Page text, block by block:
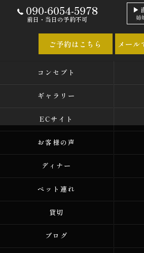
090-6054-5978
前日・当日の予約不可
▶
姉
ご予約はこちら メール
コンセプト
ギャラリー
ECサイト
お客様の声
ディナー
ペット連れ
貸切
ブログ